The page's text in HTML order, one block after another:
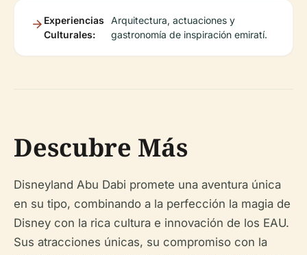
Experiencias
Culturales:
Arquitectura, actuaciones y
gastronomía de inspiración emiratí.
Descubre Más
Disneyland Abu Dabi promete una aventura única
en su tipo, combinando a la perfección la magia de
Disney con la rica cultura e innovación de los EAU.
Sus atracciones únicas, su compromiso con la